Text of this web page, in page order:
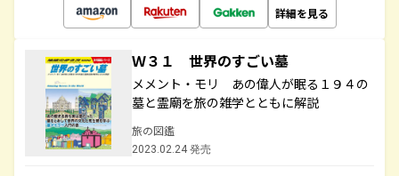
詳細を見る
Ｗ３１ 世界のすごい墓
メメント・モリ あの偉人が眠る１９４の
墓と霊廟を旅の雑学とともに解説
旅の図鑑
2023.02.24 発売